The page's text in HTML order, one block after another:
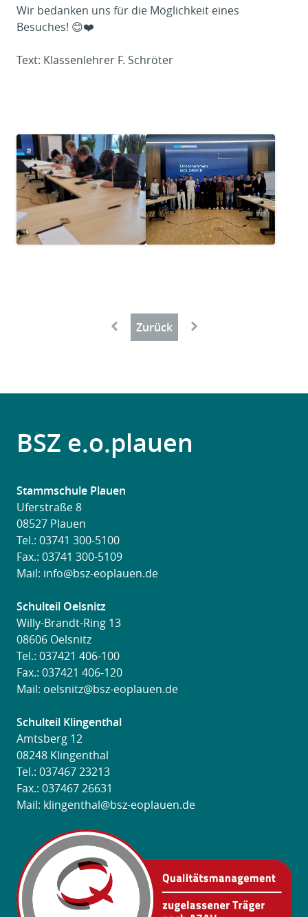
Wir bedanken uns für die Möglichkeit eines
Besuches! 😊❤️
Text: Klassenlehrer F. Schröter
← Zurück →
BSZ e.o.plauen
Stammschule Plauen
Uferstraße 8
08527 Plauen
Tel.: 03741 300-5100
Fax.: 03741 300-5109
Mail: info@bsz-eoplauen.de
Schulteil Oelsnitz
Willy-Brandt-Ring 13
08606 Oelsnitz
Tel.: 037421 406-100
Fax.: 037421 406-120
Mail: oelsnitz@bsz-eoplauen.de
Schulteil Klingenthal
Amtsberg 12
08248 Klingenthal
Tel.: 037467 23213
Fax.: 037467 26631
Mail: klingenthal@bsz-eoplauen.de